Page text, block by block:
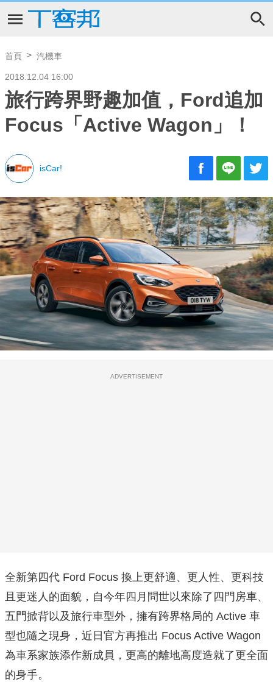
首頁 汽機車
2018.12.04 16:00
旅行跨界野趣加值，Ford追加
Focus「Active Wagon」！
isCar!
ADVERTISEMENT
全新第四代 Ford Focus 換上更舒適、更人性、更科技
且更迷人的面貌，自今年四月問世以來除了四門房車、
五門掀背以及旅行車型外，擁有跨界格局的 Active 車
型也隨之現身，近日官方再推出 Focus Active Wagon
為車系家族添作新成員，更高的離地高度造就了更全面
的身手。